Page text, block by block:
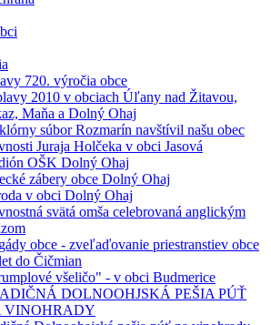
720. výročia obce
2010 v obciach Úľany nad Žitavou,
Maňa a Dolný Ohaj
súbor Rozmarín navštívil našu obec
Juraja Holčeka v obci Jasová
OŠK Dolný Ohaj
zábery obce Dolný Ohaj
v obci Dolný Ohaj
svätá omša celebrovaná anglickým
obce - zveľaďovanie priestranstiev obce
do Čičmian
všeličo" - v obci Budmerice
DOLNOOHJSKÁ PEŠIA PÚŤ
VINOHRADY